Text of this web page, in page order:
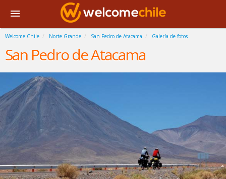
Welcome Chile Norte Grande San Pedro de Atacama Galería de fotos
San Pedro de Atacama